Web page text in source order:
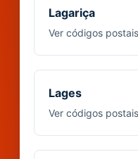
Lagariça
Ver códigos postais
Lages
Ver códigos postais